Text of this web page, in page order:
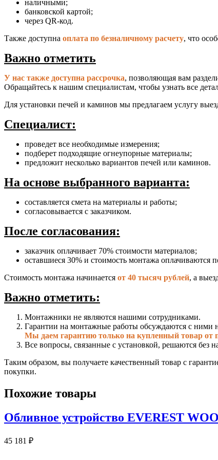
наличными;
банковской картой;
через QR-код.
Также доступна оплата по безналичному расчету, что
Важно отметить
У нас также доступна рассрочка, позволяющая вам
Обращайтесь к нашим специалистам, чтобы узнать все
Для установки печей и каминов мы предлагаем услугу
Специалист:
проведет все необходимые измерения;
подберет подходящие огнеупорные материалы;
предложит несколько вариантов печей или каминов.
На основе выбранного варианта:
составляется смета на материалы и работы;
согласовывается с заказчиком.
После согласования:
заказчик оплачивает 70% стоимости материалов;
оставшиеся 30% и стоимость монтажа оплачиваются
Стоимость монтажа начинается от 40 тысяч рублей, а
Важно отметить:
Монтажники не являются нашими сотрудниками.
Гарантии на монтажные работы обсуждаются с
Мы даем гарантию только на купленный товар от
Все вопросы, связанные с установкой, решаются без
Таким образом, вы получаете качественный товар с
покупки.
Похожие товары
Обливное устройство EVEREST
45 181 ₽